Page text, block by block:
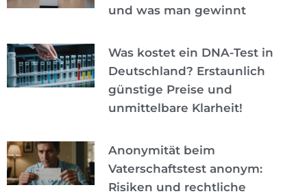
und was man gewinnt
Was kostet ein DNA-Test in
Deutschland? Erstaunlich
günstige Preise und
unmittelbare Klarheit!
Anonymität beim
Vaterschaftstest anonym:
Risiken und rechtliche